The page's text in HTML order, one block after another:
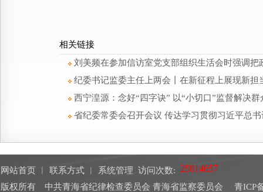
相关链接
刘美频在参加信访室党支部组织生活会时强调
纪委书记监委主任上两会丨在新征程上展现新担
西宁湟源：念好“四字诀” 以“小切口”监督解决群
省纪委常委会召开会议 传达学习贯彻习近平总
网站首页 联系方式 系统管理 访问次数:
版权所有 中共青海省纪律检查委员会 青海省监察委员会
青ICP